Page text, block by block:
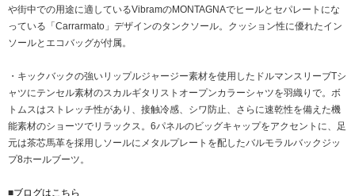
や街中での用途に適しているVibramのMONTAGNAでヒールとセパレートにな
っている「Carrarmato」デザインのタンクソール。クッション性に優れたイン
ソールとエコバッグが付属。
・キックバックの強いリップルジャージー素材を使用したドルマンスリーブTシ
ャツにテンセル素材のスカルギタリストオープンカラーシャツを羽織りで。ボ
トムスはストレッチ性があり、接触冷感、シワ防止、さらに速乾性を備えた機
能素材のショーツでリラックス。6パネルのビッグキャップをアクセントに、足
元は茶芯⾺⾰を採⽤しソールにメタルプレートを配したバルモラルバックジッ
プ8ホールブーツ。
■ブログはこちら